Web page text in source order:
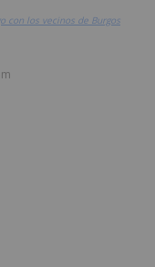
con los vecinos de Burgos